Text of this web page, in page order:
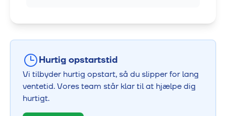
Hurtig opstartstid
Vi tilbyder hurtig opstart, så du slipper for lang
ventetid. Vores team står klar til at hjælpe dig
hurtigt.